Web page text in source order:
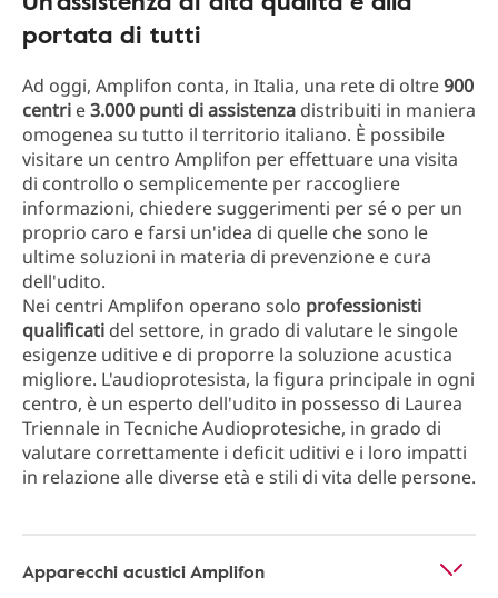
portata di tutti
Ad oggi, Amplifon conta, in Italia, una rete di oltre900
centri e3.000 punti di assistenza distribuiti in maniera
omogenea su tutto il territorio italiano. È possibile
visitare un centro Amplifon per effettuare una visita
di controllo o semplicemente per raccogliere
informazioni, chiedere suggerimenti per sé o per un
proprio caro e farsi un'idea di quelle che sono le
ultime soluzioni in materia di prevenzione e cura
dell'udito.
Nei centri Amplifon operano solo professionisti
qualificati del settore, in grado di valutare le singole
esigenze uditive e di proporre la soluzione acustica
migliore. L'audioprotesista, la figura principale in ogni
centro, è un esperto dell'udito in possesso di Laurea
Triennale in Tecniche Audioprotesiche, in grado di
valutare correttamente i deficit uditivi e i loro impatti
in relazione alle diverse età e stili di vita delle persone.
Apparecchi acustici Amplifon